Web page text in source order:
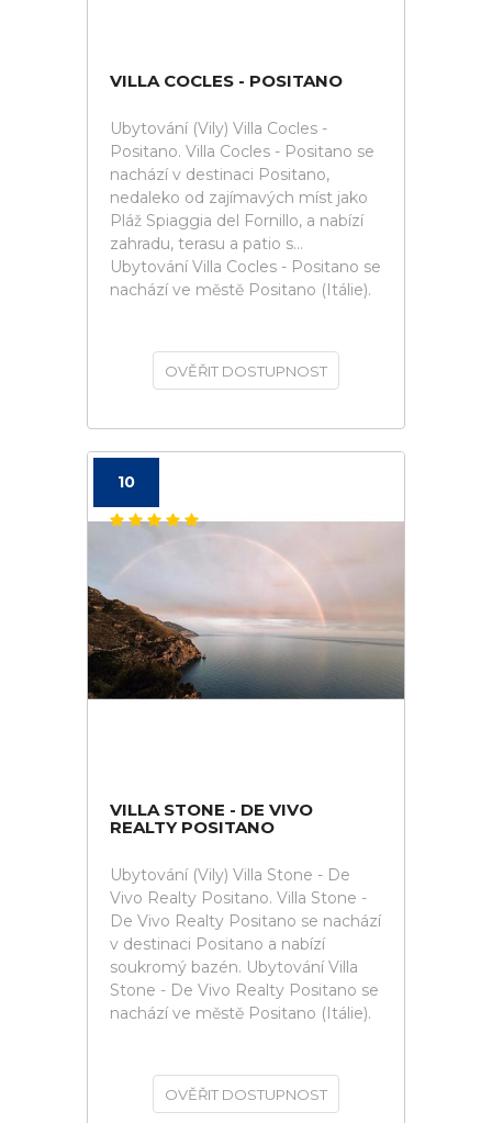
VILLA COCLES - POSITANO
Ubytování (Vily) Villa Cocles -
Positano. Villa Cocles - Positano se
nachází v destinaci Positano,
nedaleko od zajímavých míst jako
Pláž Spiaggia del Fornillo, a nabízí
zahradu, terasu a patio s...
Ubytování Villa Cocles - Positano se
nachází ve městě Positano (Itálie).
OVĚŘIT DOSTUPNOST
10
VILLA STONE - DE VIVO
REALTY POSITANO
Ubytování (Vily) Villa Stone - De
Vivo Realty Positano. Villa Stone -
De Vivo Realty Positano se nachází
v destinaci Positano a nabízí
soukromý bazén. Ubytování Villa
Stone - De Vivo Realty Positano se
nachází ve městě Positano (Itálie).
OVĚŘIT DOSTUPNOST